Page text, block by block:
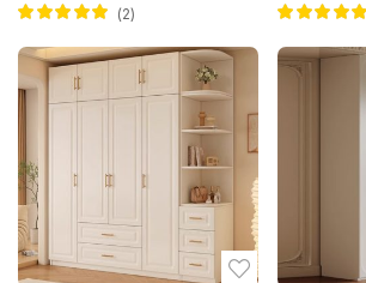
5.005 sao
2
5.005 sao